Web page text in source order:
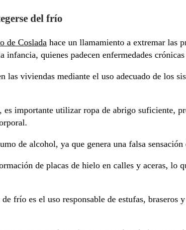
del frío
de Coslada hace un llamamiento a extremar las
infancia, quienes padecen enfermedades
las viviendas mediante el uso adecuado de los
es importante utilizar ropa de abrigo suficiente,
de alcohol, ya que genera una falsa
de placas de hielo en calles y aceras, lo
frío es el uso responsable de estufas,